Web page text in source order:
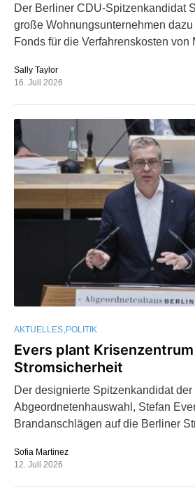
Der Berliner CDU-Spitzenkandidat
große Wohnungsunternehmen
Fonds für die Verfahrenskosten
Sally Taylor
16. Juli 2026
AKTUELLES POLITIK
Evers plant
Stromsicherheit
Der designierte Spitzenkandidat
Abgeordnetenhauswahl, Stefan
Brandanschlägen auf die Berliner
Sofia Martinez
12. Juli 2026